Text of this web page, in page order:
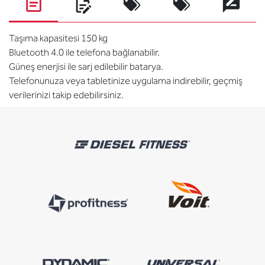
Taşıma kapasitesi 150 kg
Bluetooth 4.0 ile telefona bağlanabilir.
Güneş enerjisi ile sarj edilebilir batarya.
Telefonunuza veya tabletinize uygulama indirebilir, geçmiş
verilerinizi takip edebilirsiniz.